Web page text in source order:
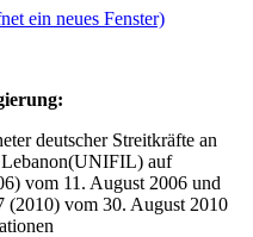
ein neues Fenster)
deutscher Streitkräfte an
auf
vom 11. August 2006 und
(2010) vom 30. August 2010